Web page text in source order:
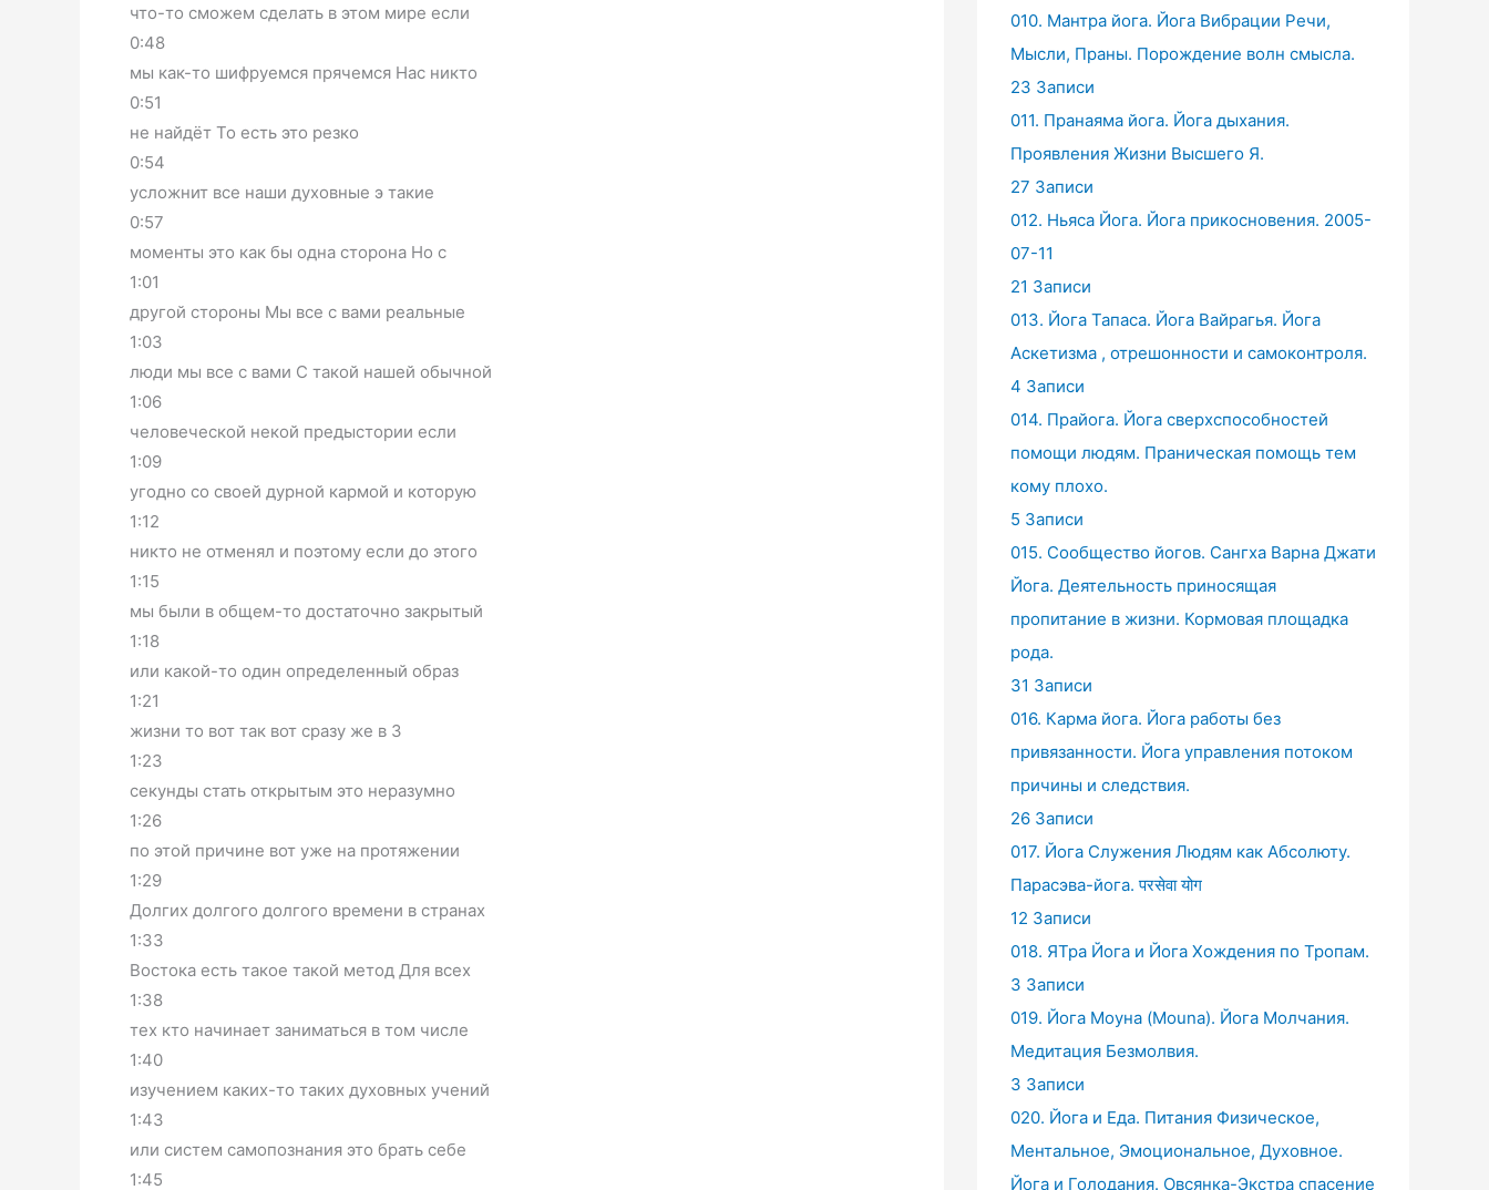
что-то сможем сделать в этом мире если
0:48
мы как-то шифруемся прячемся Нас никто
0:51
не найдёт То есть это резко
0:54
усложнит все наши духовные э такие
0:57
моменты это как бы одна сторона Но с
1:01
другой стороны Мы все с вами реальные
1:03
люди мы все с вами С такой нашей обычной
1:06
человеческой некой предыстории если
1:09
угодно со своей дурной кармой и которую
1:12
никто не отменял и поэтому если до этого
1:15
мы были в общем-то достаточно закрытый
1:18
или какой-то один определенный образ
1:21
жизни то вот так вот сразу же в 3
1:23
секунды стать открытым это неразумно
1:26
по этой причине вот уже на протяжении
1:29
Долгих долгого долгого времени в странах
1:33
Востока есть такое такой метод Для всех
1:38
тех кто начинает заниматься в том числе
1:40
изучением каких-то таких духовных учений
1:43
или систем самопознания это брать себе
1:45
010. Мантра йога. Йога Вибрации Речи,
Мысли, Праны. Порождение волн смысла.
23 Записи
011. Пранаяма йога. Йога дыхания.
Проявления Жизни Высшего Я.
27 Записи
012. Ньяса Йога. Йога прикосновения. 2005-
07-11
21 Записи
013. Йога Тапаса. Йога Вайрагья. Йога
Аскетизма , отрешонности и самоконтроля.
4 Записи
014. Прайога. Йога сверхспособностей
помощи людям. Праническая помощь тем
кому плохо.
5 Записи
015. Сообщество йогов. Сангха Варна Джати
Йога. Деятельность приносящая
пропитание в жизни. Кормовая площадка
рода.
31 Записи
016. Карма йога. Йога работы без
привязанности. Йога управления потоком
причины и следствия.
26 Записи
017. Йога Служения Людям как Абсолюту.
Парасэва-йога. परसेवा योग
12 Записи
018. ЯТра Йога и Йога Хождения по Тропам.
3 Записи
019. Йога Моуна (Mouna). Йога Молчания.
Медитация Безмолвия.
3 Записи
020. Йога и Еда. Питания Физическое,
Ментальное, Эмоциональное, Духовное.
Йога и Голодания. Овсянка-Экстра спасение